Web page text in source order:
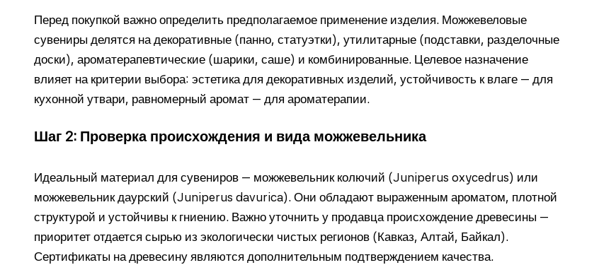
Перед покупкой важно определить предполагаемое применение изделия. Можжевеловые
сувениры делятся на декоративные (панно, статуэтки), утилитарные (подставки, разделочные
доски), ароматерапевтические (шарики, саше) и комбинированные. Целевое назначение
влияет на критерии выбора: эстетика для декоративных изделий, устойчивость к влаге — для
кухонной утвари, равномерный аромат — для ароматерапии.
Шаг 2: Проверка происхождения и вида можжевельника
Идеальный материал для сувениров — можжевельник колючий (Juniperus oxycedrus) или
можжевельник даурский (Juniperus davurica). Они обладают выраженным ароматом, плотной
структурой и устойчивы к гниению. Важно уточнить у продавца происхождение древесины —
приоритет отдается сырью из экологически чистых регионов (Кавказ, Алтай, Байкал).
Сертификаты на древесину являются дополнительным подтверждением качества.